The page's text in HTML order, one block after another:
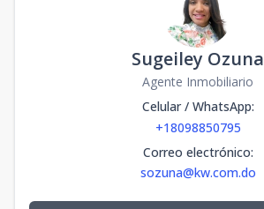
Sugeiley Ozuna
Agente Inmobiliario
Celular / WhatsApp:
+18098850795
Correo electrónico:
sozuna@kw.com.do